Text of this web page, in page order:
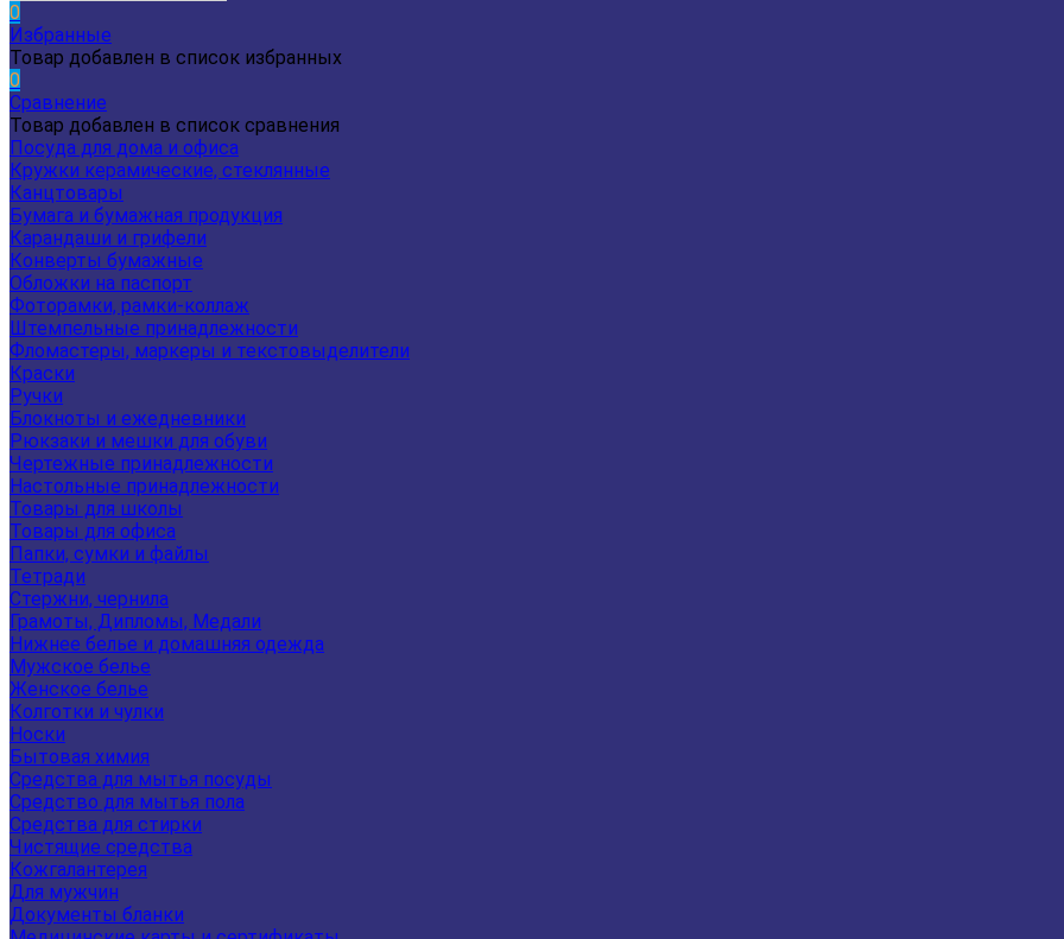
0
Избранные
Товар добавлен в список избранных
0
Сравнение
Товар добавлен в список сравнения
Посуда для дома и офиса
Кружки керамические, стеклянные
Канцтовары
Бумага и бумажная продукция
Карандаши и грифели
Конверты бумажные
Обложки на паспорт
Фоторамки, рамки-коллаж
Штемпельные принадлежности
Фломастеры, маркеры и текстовыделители
Краски
Ручки
Блокноты и ежедневники
Рюкзаки и мешки для обуви
Чертежные принадлежности
Настольные принадлежности
Товары для школы
Товары для офиса
Папки, сумки и файлы
Тетради
Стержни, чернила
Грамоты, Дипломы, Медали
Нижнее белье и домашняя одежда
Мужское белье
Женское белье
Колготки и чулки
Носки
Бытовая химия
Средства для мытья посуды
Средство для мытья пола
Средства для стирки
Чистящие средства
Кожгалантерея
Для мужчин
Документы бланки